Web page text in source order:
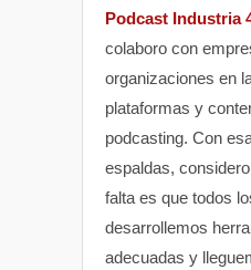
Podcast Industria
colaboro con
organizaciones en
plataformas y
podcasting. Con
espaldas,
falta es que todos
desarrollemos
adecuadas y